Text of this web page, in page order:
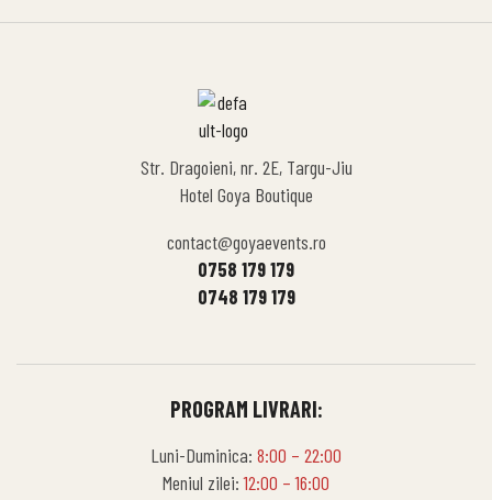
Str. Dragoieni, nr. 2E, Targu-Jiu
Hotel Goya Boutique
contact@goyaevents.ro
0758 179 179
0748 179 179
PROGRAM LIVRARI:
Luni-Duminica: 8:00 – 22:00
Meniul zilei:12:00 – 16:00